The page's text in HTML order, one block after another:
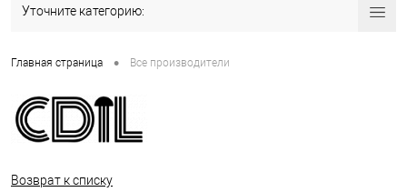
Уточните категорию:
Главная страница • Все производители
Возврат к списку